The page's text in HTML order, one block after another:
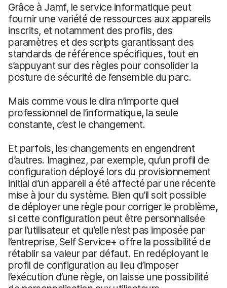
Grâce à Jamf, le service informatique peut
fournir une variété de ressources aux appareils
inscrits, et notamment des profils, des
paramètres et des scripts garantissant des
standards de référence spécifiques, tout en
s’appuyant sur des règles pour consolider la
posture de sécurité de l’ensemble du parc.
Mais comme vous le dira n’importe quel
professionnel de l’informatique, la seule
constante, c’est le changement.
Et parfois, les changements en engendrent
d’autres. Imaginez, par exemple, qu’un profil de
configuration déployé lors du provisionnement
initial d’un appareil a été affecté par une récente
mise à jour du système. Bien qu’il soit possible
de déployer une règle pour corriger le problème,
si cette configuration peut être personnalisée
par l’utilisateur et qu’elle n’est pas imposée par
l’entreprise, Self Service+ offre la possibilité de
rétablir sa valeur par défaut. En redéployant le
profil de configuration au lieu d’imposer
l’exécution d’une règle, on laisse une possibilité